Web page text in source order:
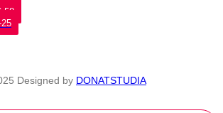
58
Designed by DONATSTUDIA